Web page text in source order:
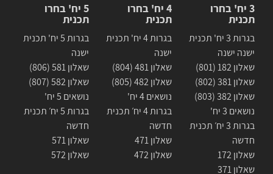
3 יח' בחרו
תכנית
בגרות 3 יח' תכנית
ישנה ישנה
שאלון 182 (801)
שאלון 381 (802)
שאלון 382 (803)
נושאים 3 יח'
בגרות 3 יח׳ תכנית
חדשה
שאלון 172
שאלון 371
4 יח' בחרו
תכנית
בגרות 4 יח' תכנית
ישנה
שאלון 481 (804)
שאלון 482 (805)
נושאים 4 יח'
בגרות 4 יח׳ תכנית
חדשה
שאלון 471
שאלון 472
5 יח' בחרו
תכנית
בגרות 5 יח' תכנית
ישנה
שאלון 581 (806)
שאלון 582 (807)
נושאים 5 יח'
בגרות 5 יח׳ תכנית
חדשה
שאלון 571
שאלון 572